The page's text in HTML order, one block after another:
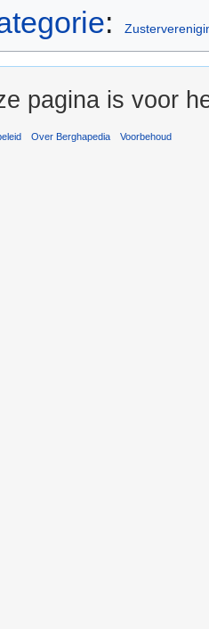
:
pagina is voor
Over Berghapedia Voorbehoud